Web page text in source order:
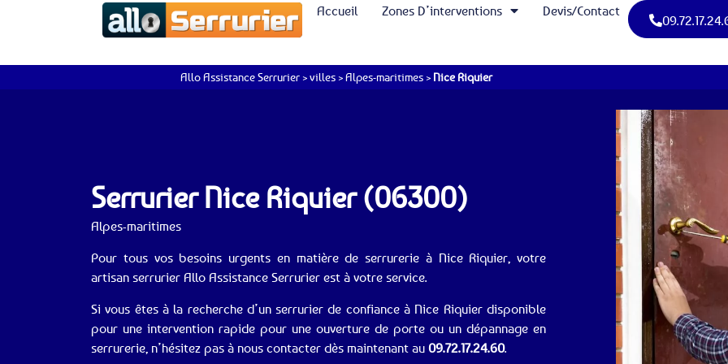
Accueil Zones D’interventions Devis/Contact
Allo Assistance Serrurier >villes >Alpes-maritimes > Nice Riquier
Serrurier Nice Riquier (06300)
Alpes-maritimes
Pour tous vos besoins urgents en matière de serrurerie à Nice Riquier, votre
artisan serrurier Allo Assistance Serrurier est à votre service.
Si vous êtes à la recherche d’un serrurier de confiance à Nice Riquier disponible
pour une intervention rapide pour une ouverture de porte ou un dépannage en
serrurerie, n’hésitez pas à nous contacter dès maintenant au 09.72.17.24.60.